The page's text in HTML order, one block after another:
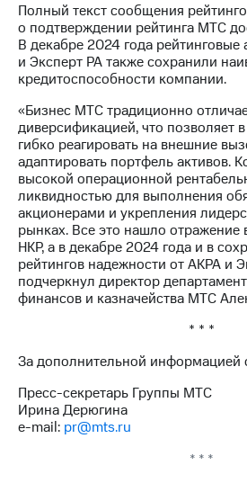
Описание
Программа
приобретения
Порядок
выкупа
акций
Дивиденды
Рынок
облигаций
Описание
Еврооблигации-2023
Уведомление
о
погашении
именных
облигаций
Другое
Реквизиты
развитие
деловая этика
На главную
Полный текст сообщения
о подтверждении рейтинга МТС
В декабре 2024 года рейтинговые
и Эксперт РА также сохранили
кредитоспособности компании.
«Бизнес МТС традиционно
диверсификацией, что позволяет
гибко реагировать на внешние
адаптировать портфель активов.
высокой операционной
ликвидностью для выполнения
акционерами и укрепления
рынках. Все это нашло отражение
НКР, а в декабре 2024 года и в
рейтингов надежности от АКРА и
подчеркнул директор
финансов и казначейства МТС
* * *
За дополнительной информацией
Пресс-секретарь Группы МТС
Ирина Дерюгина
e-mail: pr@mts.ru
* * *